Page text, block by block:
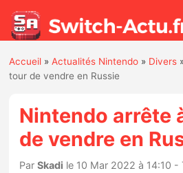
Actualités
Jeux
Accueil »Actualités Nintendo » Divers »
tour de vendre en Russie
Nintendo arrête
de vendre en
ParSkadi le 10 Mar 2022 à 14:10 -